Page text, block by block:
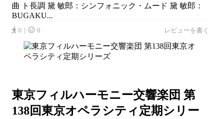
曲 ト長調 黛 敏郎：シンフォニック・ムード 黛 敏郎：
BUGAKU...
0｜ 0 レビューを書く
東京フィルハーモニー交響楽団 第
138回東京オペラシティ定期シリー